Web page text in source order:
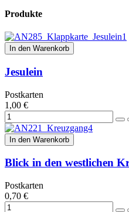
Produkte
In den Warenkorb
Jesulein
Postkarten
1,00 €
In den Warenkorb
Blick in den westlichen
Postkarten
0,70 €